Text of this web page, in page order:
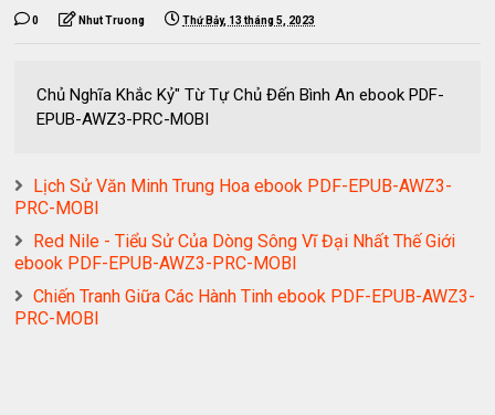
0 Nhut Truong Thứ Bảy, 13 tháng 5, 2023
Chủ Nghĩa Khắc Kỷ" Từ Tự Chủ Đến Bình An ebook PDF-
EPUB-AWZ3-PRC-MOBI
Lịch Sử Văn Minh Trung Hoa ebook PDF-EPUB-AWZ3-
PRC-MOBI
Red Nile - Tiểu Sử Của Dòng Sông Vĩ Đại Nhất Thế Giới
ebook PDF-EPUB-AWZ3-PRC-MOBI
Chiến Tranh Giữa Các Hành Tinh ebook PDF-EPUB-AWZ3-
PRC-MOBI